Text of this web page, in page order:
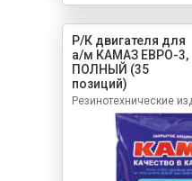
Р/К двигателя для
а/м КАМАЗ ЕВРО-3,
ПОЛНЫЙ (35
позиций)
Резинотехнические